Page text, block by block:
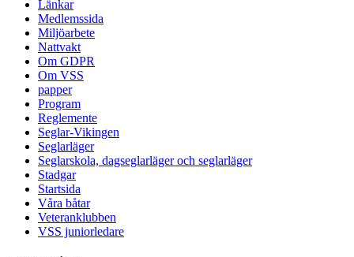
Länkar
Medlemssida
Miljöarbete
Nattvakt
Om GDPR
Om VSS
papper
Program
Reglemente
Seglar-Vikingen
Seglarläger
Seglarskola, dagseglarläger och seglarläger
Stadgar
Startsida
Våra båtar
Veteranklubben
VSS juniorledare